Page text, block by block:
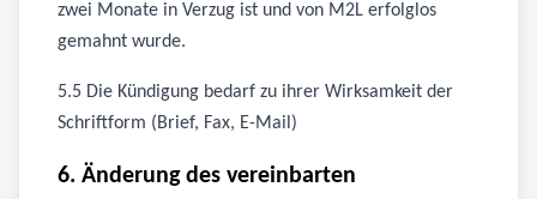
zwei Monate in Verzug ist und von M2L erfolglos
gemahnt wurde.
5.5 Die Kündigung bedarf zu ihrer Wirksamkeit der
Schriftform (Brief, Fax, E-Mail)
6. Änderung des vereinbarten